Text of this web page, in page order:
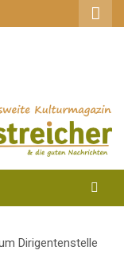
Dirigentenstelle